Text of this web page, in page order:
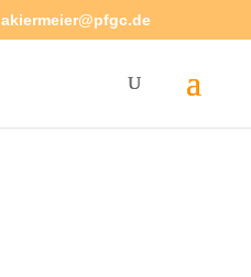
akiermeier@pfgc.de